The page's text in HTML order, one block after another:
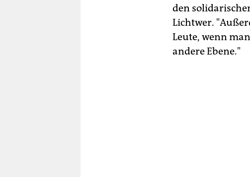
den
Lichtwer.
Leute, wenn
andere Ebene."